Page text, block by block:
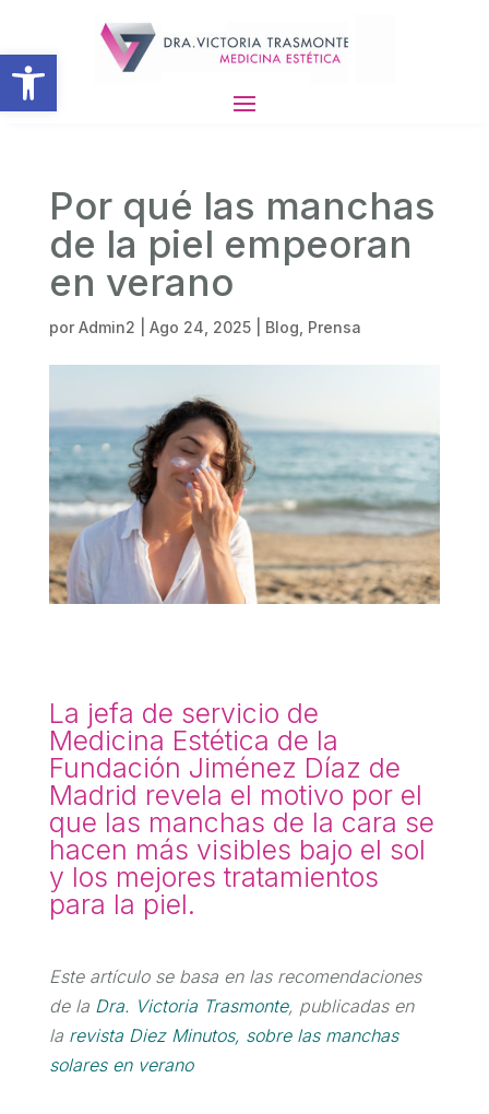
Abrir barra de herramientas
Por qué las manchas
de la piel empeoran
en verano
por Admin2 Ago 24, 2025| Blog Prensa
La jefa de servicio de
Medicina Estética de la
Fundación Jiménez Díaz de
Madrid revela el motivo por el
que las manchas de la cara se
hacen más visibles bajo el sol
y los mejores tratamientos
para la piel.
Este artículo se basa en las recomendaciones
de la Dra. Victoria Trasmonte, publicadas en
la revista Diez Minutos, sobre las manchas
solares en verano